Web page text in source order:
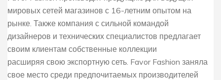
мировых сетей магазинов с 16-летним опытом на
рынке. Также компания с сильной командой
дизайнеров и технических специалистов предлагает
своим клиентам собственные коллекции
расширяя свою экспортную сеть. Favor Fashion заняла
свое место среди предпочитаемых производителей